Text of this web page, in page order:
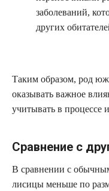
заболеваний,
других
Таким образом, род
оказывать важное
учитывать в процессе
Сравнение с
В сравнении с
лисицы меньше по